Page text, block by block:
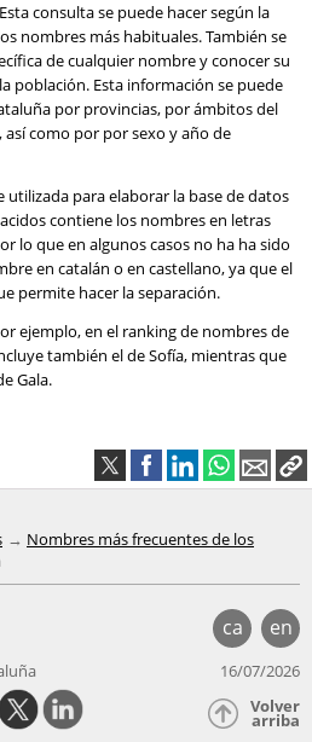
consulta se puede hacer según la
nombres más habituales. También se
de cualquier nombre y conocer su
población. Esta información se puede
por provincias, por ámbitos del
como por por sexo y año de
utilizada para elaborar la base de datos
contiene los nombres en letras
lo que en algunos casos no ha ha sido
en catalán o en castellano, ya que el
permite hacer la separación.
ejemplo, en el ranking de nombres de
también el de Sofía, mientras que
Gala.
Nombres más frecuentes de los
ca en
16/07/2026
Volver
arriba